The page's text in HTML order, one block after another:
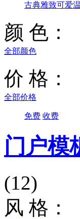
古典雅致可爱
颜 色：
全部颜色
价 格：
全部价格
免费 收费
门户模
(12)
风 格：